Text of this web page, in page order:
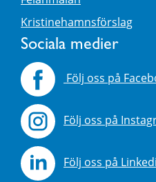
Kristinehamnsförslag
Sociala medier
Följ oss på
Följ oss på
Följ oss på